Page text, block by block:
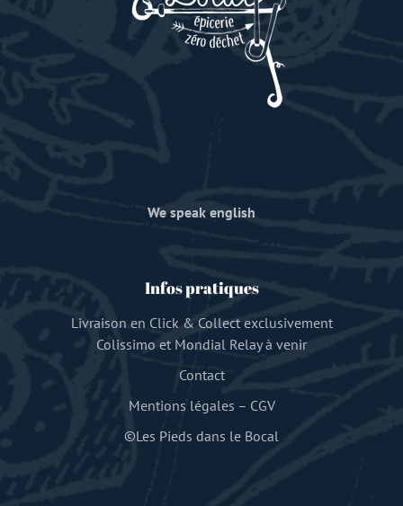
We speak english
Infos pratiques
Livraison en Click & Collect exclusivement
Colissimo et Mondial Relay à venir
Contact
Mentions légales – CGV
©Les Pieds dans le Bocal